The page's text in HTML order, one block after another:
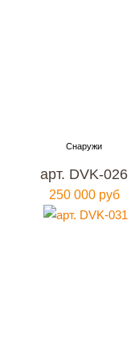
арт. DVK-026
250 000 руб